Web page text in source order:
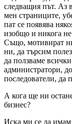
следващия път. Аз
мен страниците,
пат се появява
изобщо и никога
Също, мотивират
ни, да търсим
да ползваме
администратори,
последователи, да
А кога ще ни
бизнес?
Иска ми се да имам